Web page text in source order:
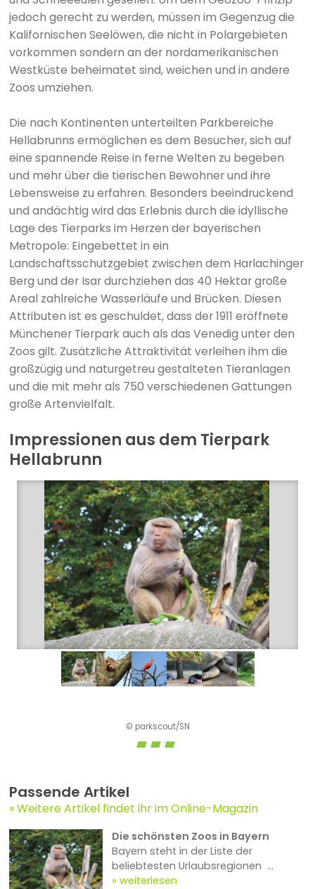
jedoch gerecht zu werden, müssen im Gegenzug die
Kalifornischen Seelöwen, die nicht in Polargebieten
vorkommen sondern an der nordamerikanischen
Westküste beheimatet sind, weichen und in andere
Zoos umziehen.
Die nach Kontinenten unterteilten Parkbereiche
Hellabrunns ermöglichen es dem Besucher, sich auf
eine spannende Reise in ferne Welten zu begeben
und mehr über die tierischen Bewohner und ihre
Lebensweise zu erfahren. Besonders beeindruckend
und andächtig wird das Erlebnis durch die idyllische
Lage des Tierparks im Herzen der bayerischen
Metropole: Eingebettet in ein
Landschaftsschutzgebiet zwischen dem Harlachinger
Berg und der Isar durchziehen das 40 Hektar große
Areal zahlreiche Wasserläufe und Brücken. Diesen
Attributen ist es geschuldet, dass der 1911 eröffnete
Münchener Tierpark auch als das Venedig unter den
Zoos gilt. Zusätzliche Attraktivität verleihen ihm die
großzügig und naturgetreu gestalteten Tieranlagen
und die mit mehr als 750 verschiedenen Gattungen
große Artenvielfalt.
Impressionen aus dem Tierpark
Hellabrunn
© parkscout/SN
Passende Artikel
Weitere Artikel findet ihr im Online-Magazin
Die schönsten Zoos in Bayern
Bayern steht in der Liste der
beliebtesten Urlaubsregionen ...
weiterlesen